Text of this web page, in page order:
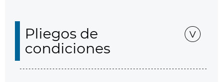
Pliegos de
condiciones